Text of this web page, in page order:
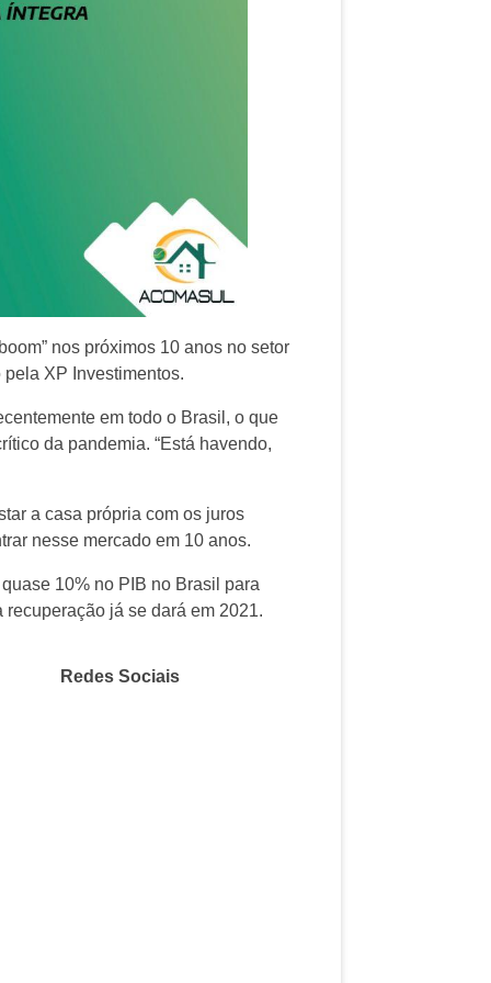
nos próximos 10 anos no setor
XP Investimentos.
em todo o Brasil, o que
da pandemia. “Está havendo,
a casa própria com os juros
nesse mercado em 10 anos.
10% no PIB no Brasil para
já se dará em 2021.
Redes Sociais